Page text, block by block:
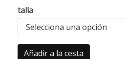
talla
Añadir a la cesta